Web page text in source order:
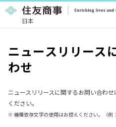
日本
ニュースリリース
わせ
ニュースリリースに関するお問い合わ
ください。
※ 機種依存文字の使用はお控えください。（例